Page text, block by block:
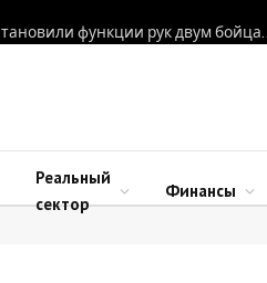
Новосибирские
Реальный
сектор
Финансы